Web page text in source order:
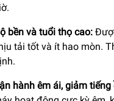
bền và tuổi thọ cao:
tải tốt và ít hao mòn.
hành êm ái, giảm tiếng